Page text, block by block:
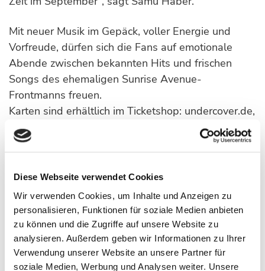
Diese Webseite verwendet Cookies
Wir verwenden Cookies, um Inhalte und Anzeigen zu
personalisieren, Funktionen für soziale Medien anbieten
zu können und die Zugriffe auf unsere Website zu
analysieren. Außerdem geben wir Informationen zu Ihrer
Verwendung unserer Website an unsere Partner für
soziale Medien, Werbung und Analysen weiter. Unsere
Mit neuer Musik im Gepäck, voller Energie und
Vorfreude, dürfen sich die Fans auf emotionale
Abende zwischen bekannten Hits und frischen
Songs des ehemaligen Sunrise Avenue-
Frontmanns freuen.
Karten sind erhältlich im Ticketshop: undercover.de,
telefonisch unter 0531 310 55 310 sowie an den
bekannten Vorverkaufsstellen.
Eventim PreSale: ab Mo., 22.09.2025 – 10:00 Uhr
VVK Start: ab Mi., 24.09.2025 – 10:00 Uhr
Ticketlink